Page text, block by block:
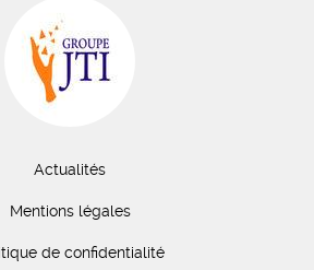
Actualités
Mentions légales
de confidentialité